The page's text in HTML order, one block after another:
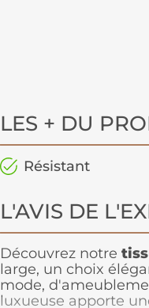
LES + DU
Résistant
L'AVIS DE
Découvrez notre
large, un choix
mode,
luxueuse apporte